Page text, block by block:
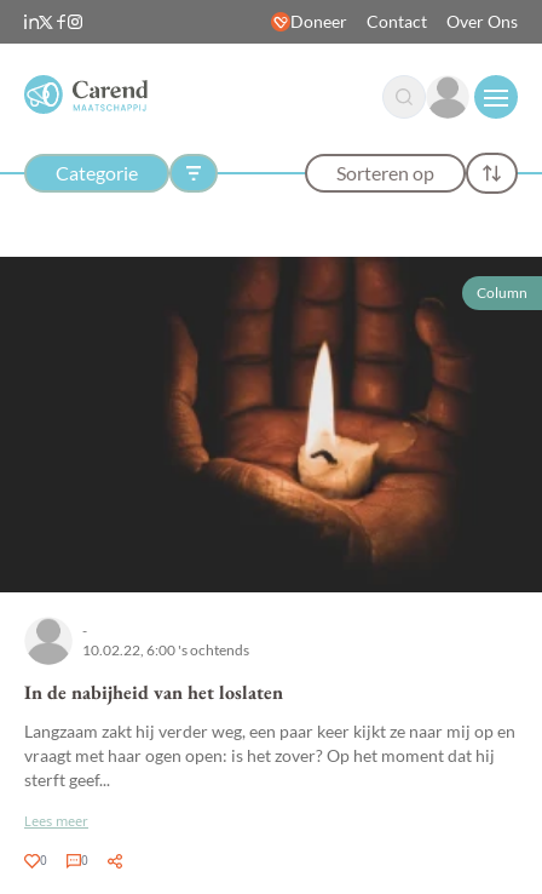
Doneer Contact Over Ons
Categorie Sorteren op
Column
-
10.02.22, 6:00 's ochtends
In de nabijheid van het loslaten
Langzaam zakt hij verder weg, een paar keer kijkt ze naar mij op en
vraagt met haar ogen open: is het zover? Op het moment dat hij
sterft geef...
Lees meer
0 0